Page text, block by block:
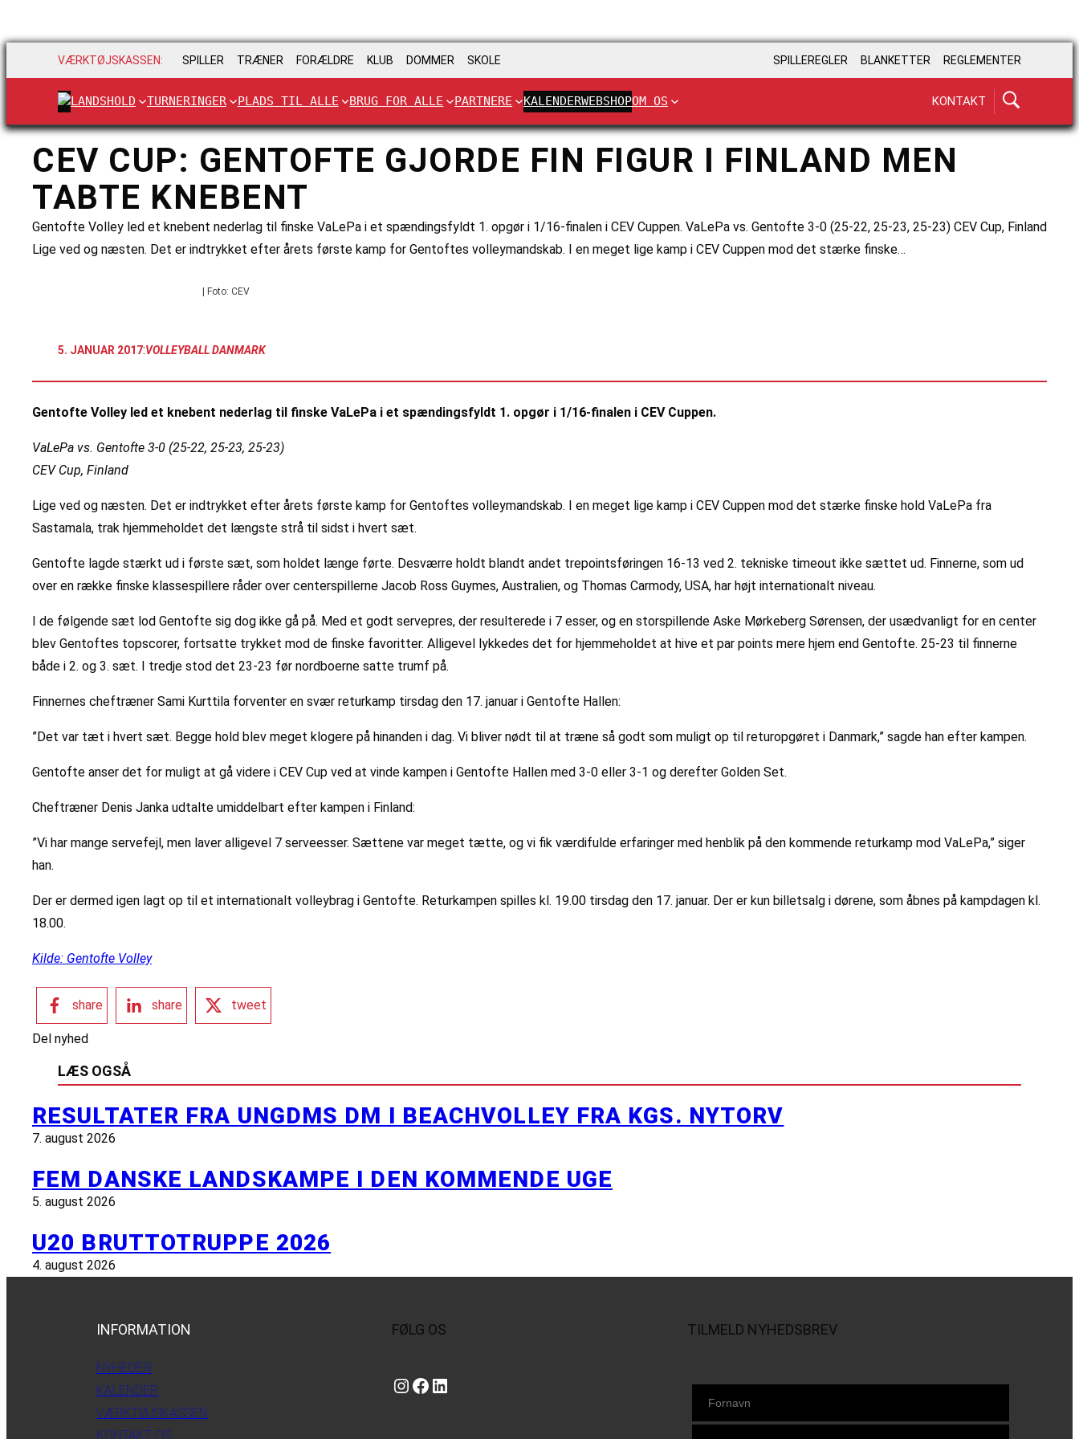
VÆRKTØJSKASSEN: SPILLER TRÆNER FORÆLDRE KLUB DOMMER SKOLE SPILLEREGLER BLANKETTER REGLEMENTER
LANDSHOLD TURNERINGER PLADS TIL ALLE BRUG FOR ALLE PARTNERE KALENDERWEBSHOPOM OS KONTAKT
CEV CUP: GENTOFTE GJORDE FIN FIGUR I FINLAND MEN
TABTE KNEBENT
Gentofte Volley led et knebent nederlag til finske VaLePa i et spændingsfyldt 1. opgør i 1/16-finalen i CEV Cuppen. VaLePa vs. Gentofte 3-0 (25-22, 25-23, 25-23) CEV Cup, Finland
Lige ved og næsten. Det er indtrykket efter årets første kamp for Gentoftes volleymandskab. I en meget lige kamp i CEV Cuppen mod det stærke finske…
| Foto: CEV
5. JANUAR 2017:VOLLEYBALL DANMARK
Gentofte Volley led et knebent nederlag til finske VaLePa i et spændingsfyldt 1. opgør i 1/16-finalen i CEV Cuppen.
VaLePa vs. Gentofte 3-0 (25-22, 25-23, 25-23)
CEV Cup, Finland
Lige ved og næsten. Det er indtrykket efter årets første kamp for Gentoftes volleymandskab. I en meget lige kamp i CEV Cuppen mod det stærke finske hold VaLePa fra
Sastamala, trak hjemmeholdet det længste strå til sidst i hvert sæt.
Gentofte lagde stærkt ud i første sæt, som holdet længe førte. Desværre holdt blandt andet trepointsføringen 16-13 ved 2. tekniske timeout ikke sættet ud. Finnerne, som ud
over en række finske klassespillere råder over centerspillerne Jacob Ross Guymes, Australien, og Thomas Carmody, USA, har højt internationalt niveau.
I de følgende sæt lod Gentofte sig dog ikke gå på. Med et godt servepres, der resulterede i 7 esser, og en storspillende Aske Mørkeberg Sørensen, der usædvanligt for en center
blev Gentoftes topscorer, fortsatte trykket mod de finske favoritter. Alligevel lykkedes det for hjemmeholdet at hive et par points mere hjem end Gentofte. 25-23 til finnerne
både i 2. og 3. sæt. I tredje stod det 23-23 før nordboerne satte trumf på.
Finnernes cheftræner Sami Kurttila forventer en svær returkamp tirsdag den 17. januar i Gentofte Hallen:
”Det var tæt i hvert sæt. Begge hold blev meget klogere på hinanden i dag. Vi bliver nødt til at træne så godt som muligt op til returopgøret i Danmark,” sagde han efter kampen.
Gentofte anser det for muligt at gå videre i CEV Cup ved at vinde kampen i Gentofte Hallen med 3-0 eller 3-1 og derefter Golden Set.
Cheftræner Denis Janka udtalte umiddelbart efter kampen i Finland:
”Vi har mange servefejl, men laver alligevel 7 serveesser. Sættene var meget tætte, og vi fik værdifulde erfaringer med henblik på den kommende returkamp mod VaLePa,” siger
han.
Der er dermed igen lagt op til et internationalt volleybrag i Gentofte. Returkampen spilles kl. 19.00 tirsdag den 17. januar. Der er kun billetsalg i dørene, som åbnes på kampdagen kl.
18.00.
Kilde: Gentofte Volley
share share tweet
Del nyhed
LÆS OGSÅ
RESULTATER FRA UNGDMS DM I BEACHVOLLEY FRA KGS. NYTORV
7. august 2026
FEM DANSKE LANDSKAMPE I DEN KOMMENDE UGE
5. august 2026
U20 BRUTTOTRUPPE 2026
4. august 2026
INFORMATION
NYHEDER
KALENDER
VÆRKTØJSKASSEN
KONTAKT OS
FØLG OS
Instagram https://www.facebook.com/danishbeachvolleytour LinkedIn
TILMELD NYHEDSBREV